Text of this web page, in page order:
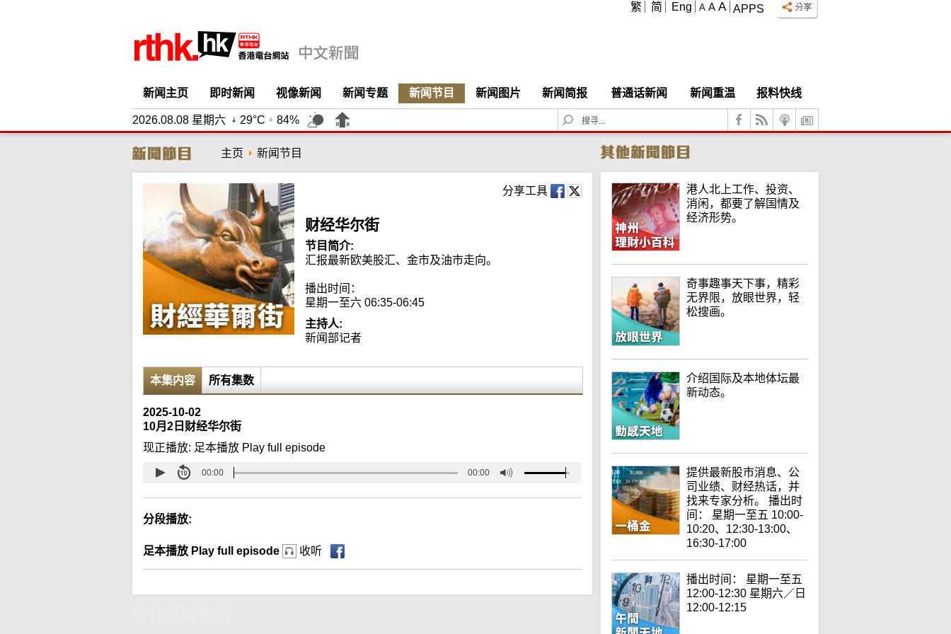
APPS
A A A
繁 简 Eng
新闻主页 即时新闻 视像新闻 新闻专题 新闻节目 新闻图片 新闻简报 普通话新闻 新闻重温 报料快线
2026.08.08 星期六 29°C 84%
S
e
c
h
主页 新闻节目
分享工具
财经华尔街
节目简介:
汇报最新欧美股汇、金市及油市走向。
播出时间：
星期一至六 06:35-06:45
主持人:
新闻部记者
本集内容 所有集数
2025-10-02
10月2日财经华尔街
现正播放: 足本播放 Play full episode
00:00 00:00
分段播放:
足本播放 Play full episode 收听
港人北上工作、投资、
消闲，都要了解国情及
经济形势。
奇事趣事天下事，精彩
无界限，放眼世界，轻
松搜画。
介绍国际及本地体坛最
新动态。
提供最新股市消息、公
司业绩、财经热话，并
找来专家分析。 播出时
间： 星期一至五 10:00-
10:20、12:30-13:00、
16:30-17:00
播出时间： 星期一至五
12:00-12:30 星期六／日
12:00-12:15